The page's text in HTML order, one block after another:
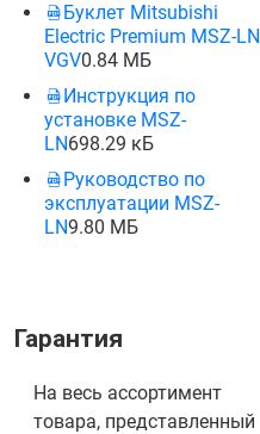
Буклет Mitsubishi
Electric Premium MSZ-LN
VGV0.84 МБ
Инструкция по
установке MSZ-
LN698.29 кБ
Руководство по
эксплуатации MSZ-
LN9.80 МБ
Гарантия
На весь ассортимент
товара, представленный